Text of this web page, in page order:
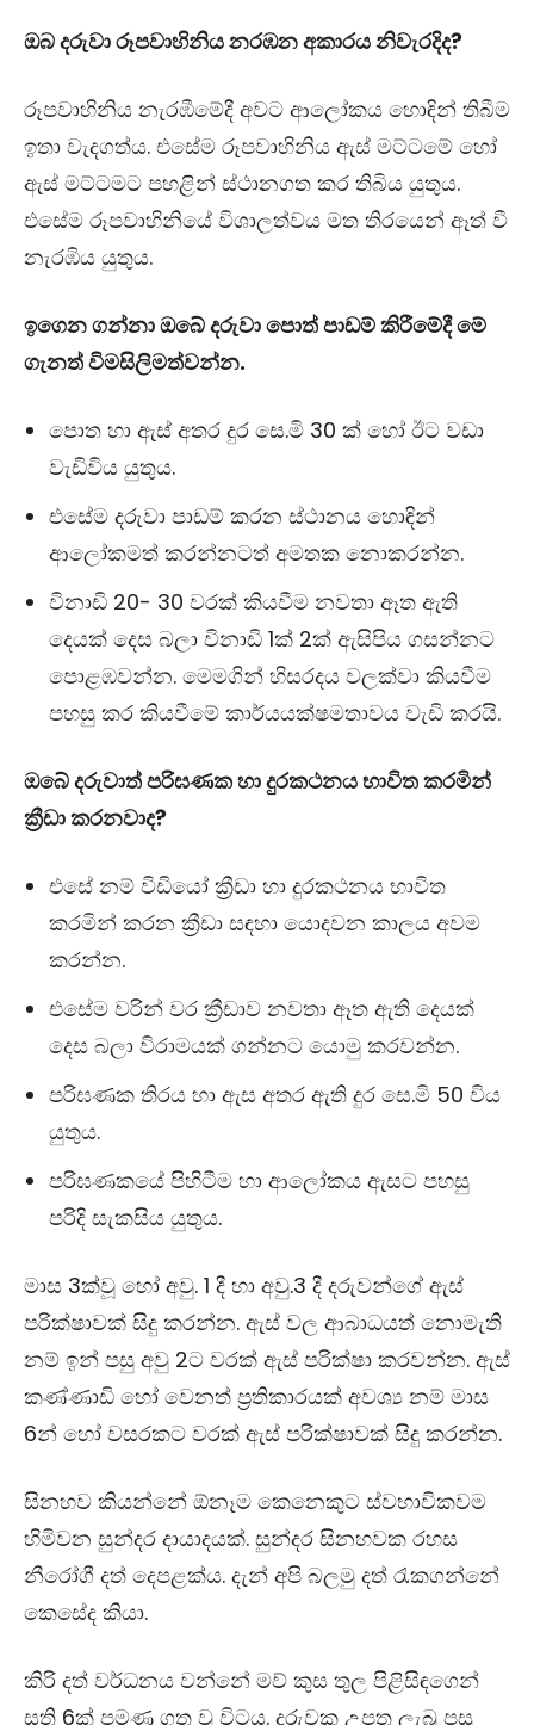
ඔබ දරුවා රූපවාහිනිය නරඹන අකාරය නිවැරදිද?
රූපවාහිනිය නැරඹීමේදී අවට ආලෝකය හොඳින් තිබීම
ඉතා වැදගත්ය. එසේම රූපවාහිනිය ඇස් මට්ටමේ හෝ
ඇස් මට්ටමට පහළින් ස්ථානගත කර තිබිය යුතුය.
එසේම රූපවාහිනියේ විශාලත්වය මත තිරයෙන් ඈත් වී
නැරඹිය යුතුය.
ඉගෙන ගන්නා ඔබේ දරුවා පොත් පාඩම් කිරීමේදී මේ
ගැනත් විමසිලිමත්වන්න.
පොත හා ඇස් අතර දුර සෙ.මි 30 ක් හෝ ඊට වඩා
වැඩිවිය යුතුය.
එසේම දරුවා පාඩම් කරන ස්ථානය හොඳින්
ආලෝකමත් කරන්නටත් අමතක නොකරන්න.
විනාඩි 20- 30 වරක් කියවීම නවතා ඈත ඇති
දෙයක් දෙස බලා විනාඩි 1ක් 2ක් ඇසිපිය ගසන්නට
පොළඹවන්න. මෙමගින් හිසරදය වලක්වා කියවීම
පහසු කර කියවීමේ කාර්යයක්ෂමතාවය වැඩි කරයි.
ඔබේ දරුවාත් පරිඝණක හා දුරකථනය භාවිත කරමින්
ක්‍රීඩා කරනවාද?
එසේ නම් විඩියෝ ක්‍රීඩා හා දුරකථනය භාවිත
කරමින් කරන ක්‍රීඩා සඳහා යොදවන කාලය අවම
කරන්න.
එසේම වරින් වර ක්‍රීඩාව නවතා ඈත ඇති දෙයක්
දෙස බලා විරාමයක් ගන්නට යොමු කරවන්න.
පරිඝණක තිරය හා ඇස අතර ඇති දුර සෙ.මි 50 විය
යුතුය.
පරිඝණකයේ පිහිටීම හා ආලෝකය ඇසට පහසු
පරිදි සැකසිය යුතුය.
මාස 3ක්වූ හෝ අවු. 1 දී හා අවු.3 දී දරුවන්ගේ ඇස්
පරික්ෂාවක් සිදු කරන්න. ඇස් වල ආබාධයත් නොමැති
නම් ඉන් පසු අවු 2ට වරක් ඇස් පරික්ෂා කරවන්න. ඇස්
කණ්ණාඩි හෝ වෙනත් ප්‍රතිකාරයක් අවශ්‍ය නම් මාස
6න් හෝ වසරකට වරක් ඇස් පරික්ෂාවක් සිදු කරන්න.
සිනහව කියන්නේ ඕනෑම කෙනෙකුට ස්වභාවිකවම
හිමිවන සුන්දර දායාදයක්. සුන්දර සිනහවක රහස
නීරෝගී දත් දෙපළක්ය. දැන් අපි බලමු දත් රැකගන්නේ
කෙසේද කියා.
කිරි දත් වර්ධනය වන්නේ මව් කුස තුල පිළිසිඳගෙන්
සති 6ක් පමණ ගත වූ විටය. දරුවකු උපත ලැබූ පසු